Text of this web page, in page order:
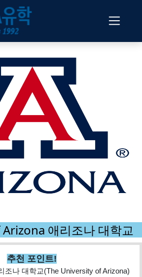
애리조나 대학교
추천 포인트!
조나 대학교(The University of Arizona)